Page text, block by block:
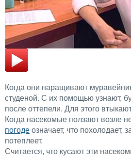
Когда они наращивают
студеной. С их помощью узнают,
после оттепели. Для этого
Когда насекомые ползают возле
погоде означает, что похолодает,
потеплеет.
Считается, что кусают эти